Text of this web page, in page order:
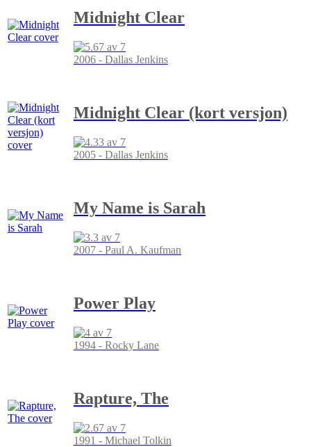
Midnight Clear
2006 - Dallas Jenkins
Midnight Clear (kort versjon)
2005 - Dallas Jenkins
My Name is Sarah
2007 - Paul A. Kaufman
Power Play
1994 - Rocky Lane
Rapture, The
1991 - Michael Tolkin